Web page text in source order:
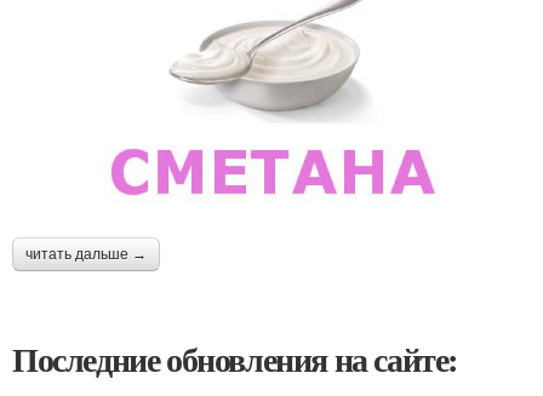
читать дальше →
Последние обновления на сайте: